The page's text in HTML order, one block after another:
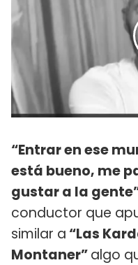
“Entrar en ese
está bueno, me
gustar a la
conductor que
similar a “Las
Montaner”algo